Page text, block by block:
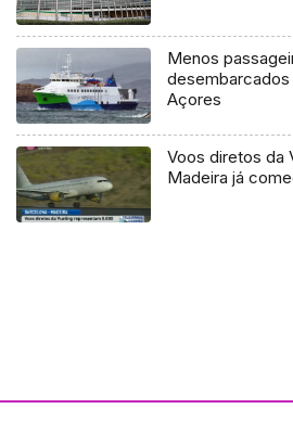
Menos
Açores
Voos diretos da
Madeira já